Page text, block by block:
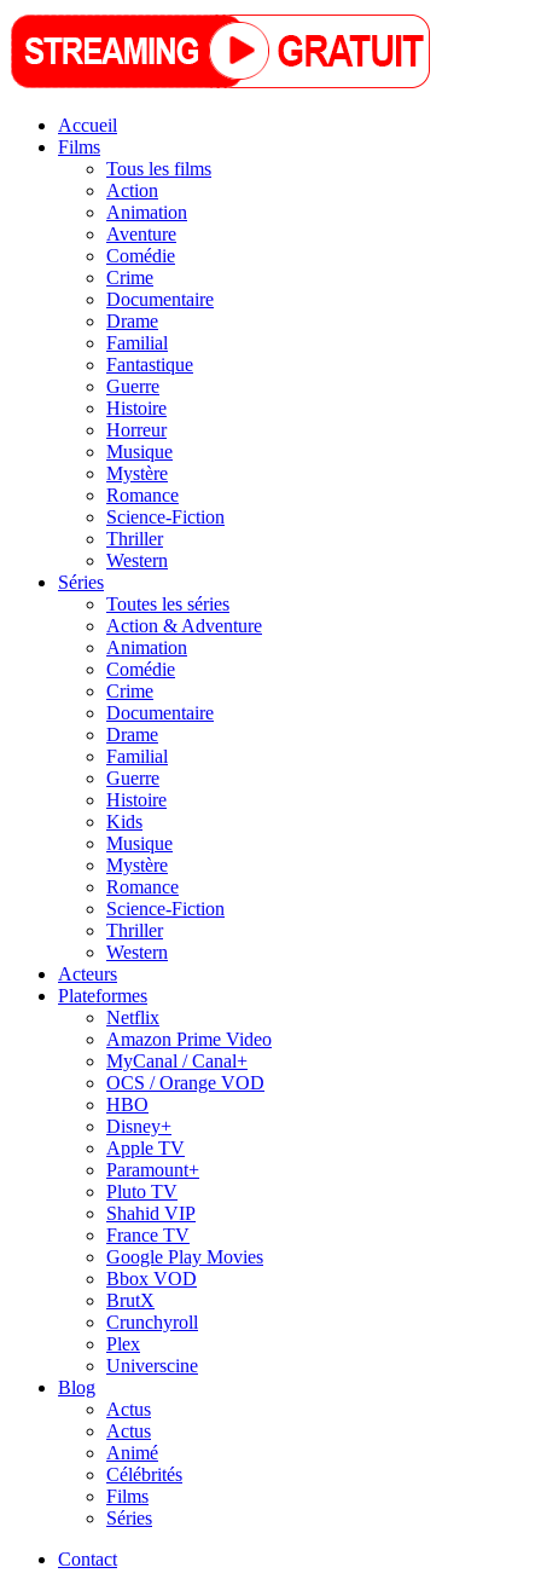
Accueil
Films
Tous les films
Action
Animation
Aventure
Comédie
Crime
Documentaire
Drame
Familial
Fantastique
Guerre
Histoire
Horreur
Musique
Mystère
Romance
Science-Fiction
Thriller
Western
Séries
Toutes les séries
Action & Adventure
Animation
Comédie
Crime
Documentaire
Drame
Familial
Guerre
Histoire
Kids
Musique
Mystère
Romance
Science-Fiction
Thriller
Western
Acteurs
Plateformes
Netflix
Amazon Prime Video
MyCanal / Canal+
OCS / Orange VOD
HBO
Disney+
Apple TV
Paramount+
Pluto TV
Shahid VIP
France TV
Google Play Movies
Bbox VOD
BrutX
Crunchyroll
Plex
Universcine
Blog
Actus
Actus
Animé
Célébrités
Films
Séries
Contact